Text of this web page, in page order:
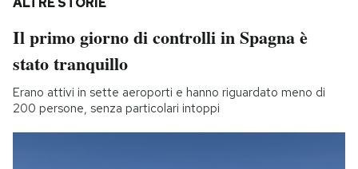
Il primo giorno di controlli in Spagna è
stato tranquillo
Erano attivi in sette aeroporti e hanno riguardato meno di
200 persone, senza particolari intoppi